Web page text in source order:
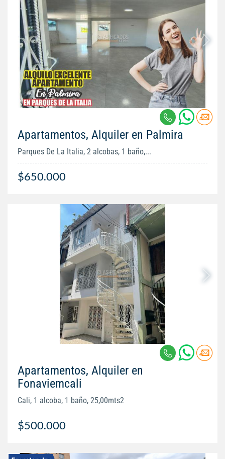
Apartamentos, Alquiler en Palmira
Parques De La Italia, 2 alcobas, 1 baño,...
$650.000
Apartamentos, Alquiler en
Fonaviemcali
Cali, 1 alcoba, 1 baño, 25,00mts2
$500.000